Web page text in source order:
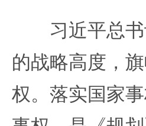
习近平总书
的战略高度，
权。落实国家